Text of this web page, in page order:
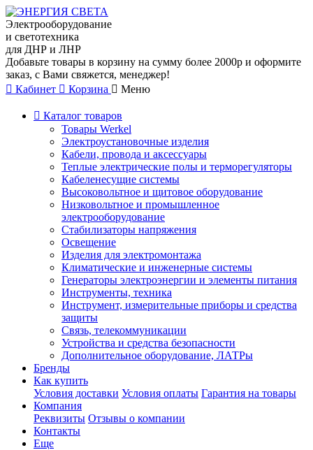
Электрооборудование
и светотехника
для ДНР и ЛНР
Добавьте товары в корзину на сумму более 2000р и оформите
заказ, с Вами свяжется, менеджер!
Кабинет
Корзина Меню
Каталог товаров
Товары Werkel
Электроустановочные изделия
Кабели, провода и аксессуары
Теплые электрические полы и терморегуляторы
Кабеленесущие системы
Высоковольтное и щитовое оборудование
Низковольтное и промышленное
электрооборудование
Стабилизаторы напряжения
Освещение
Изделия для электромонтажа
Климатические и инженерные системы
Генераторы электроэнергии и элементы питания
Инструменты, техника
Инструмент, измерительные приборы и средства
защиты
Связь, телекоммуникации
Устройства и средства безопасности
Дополнительное оборудование, ЛАТРы
Бренды
Как купить
Условия доставки Условия оплаты Гарантия на товары
Компания
Реквизиты Отзывы о компании
Контакты
Еще